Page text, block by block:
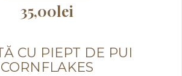
35,00lei
CU PIEPT DE PUI
CORNFLAKES